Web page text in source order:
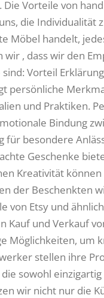
Die Vorteile von
die Individualität
Möbel handelt,
wir , dass wir den
Vorteil
persönliche
und Praktiken.
Bindung
besondere
Geschenke
Kreativität
der Beschenkten
von Etsy und
Kauf und Verkauf
Möglichkeiten, um
stellen ihre
sowohl
wir nicht nur die